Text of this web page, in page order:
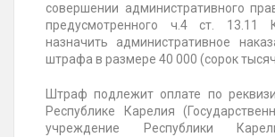
совершении административного
предусмотренного ч.4 ст.
назначить административное
штрафа в размере 40 000 (сорок
Штраф подлежит оплате по
Республике Карелия
учреждение Республики